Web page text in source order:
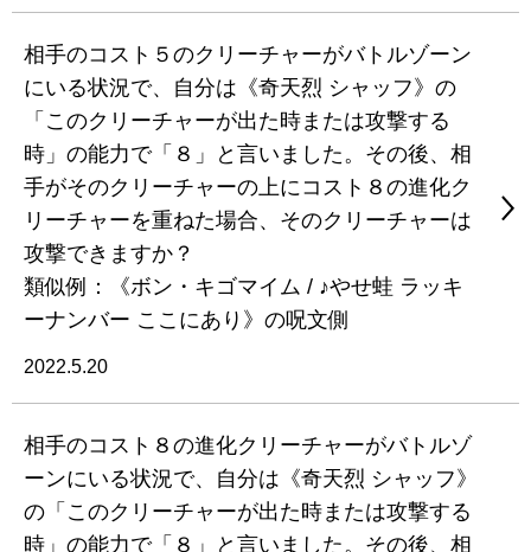
相手のコスト５のクリーチャーがバトルゾーン
にいる状況で、自分は《奇天烈 シャッフ》の
「このクリーチャーが出た時または攻撃する
時」の能力で「８」と言いました。その後、相
手がそのクリーチャーの上にコスト８の進化ク
リーチャーを重ねた場合、そのクリーチャーは
攻撃できますか？
類似例：《ボン・キゴマイム / ♪やせ蛙 ラッキ
ーナンバー ここにあり》の呪文側
2022.5.20
相手のコスト８の進化クリーチャーがバトルゾ
ーンにいる状況で、自分は《奇天烈 シャッフ》
の「このクリーチャーが出た時または攻撃する
時」の能力で「８」と言いました。その後、相